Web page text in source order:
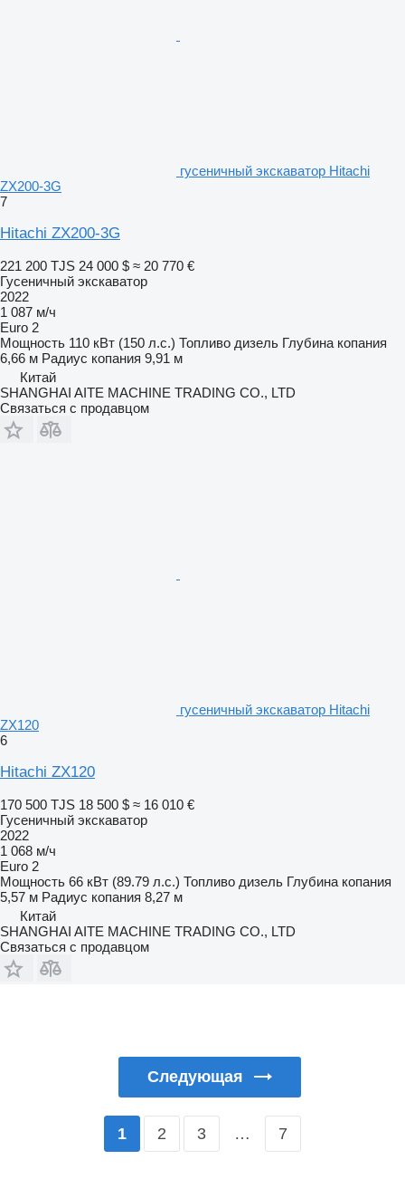
гусеничный экскаватор Hitachi
ZX200-3G
7
Hitachi ZX200-3G
221 200 TJS 24 000 $ ≈ 20 770 €
Гусеничный экскаватор
2022
1 087 м/ч
Euro 2
Мощность 110 кВт (150 л.с.) Топливо дизель Глубина копания
6,66 м Радиус копания 9,91 м
Китай
SHANGHAI AITE MACHINE TRADING CO., LTD
Связаться с продавцом
гусеничный экскаватор Hitachi
ZX120
6
Hitachi ZX120
170 500 TJS 18 500 $ ≈ 16 010 €
Гусеничный экскаватор
2022
1 068 м/ч
Euro 2
Мощность 66 кВт (89.79 л.с.) Топливо дизель Глубина копания
5,57 м Радиус копания 8,27 м
Китай
SHANGHAI AITE MACHINE TRADING CO., LTD
Связаться с продавцом
Следующая
1 2 3 … 7